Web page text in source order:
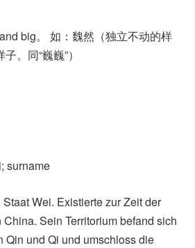
big。 如：魏然（独立不动的样
。同“巍巍”）
surname
Wei. Existierte zur Zeit der
Sein Territorium befand sich
Qin und Qi und umschloss die